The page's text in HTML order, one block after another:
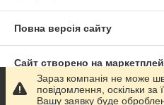
Повна версія сайту
Сайт створено на
Політика конфіденційності
Зараз компанія не може
повідомлення, оскільки за
Вашу заявку буде